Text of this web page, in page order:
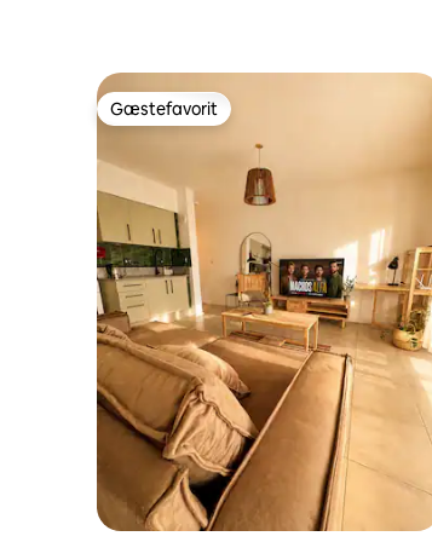
Gæstefavorit
Gæstefavorit